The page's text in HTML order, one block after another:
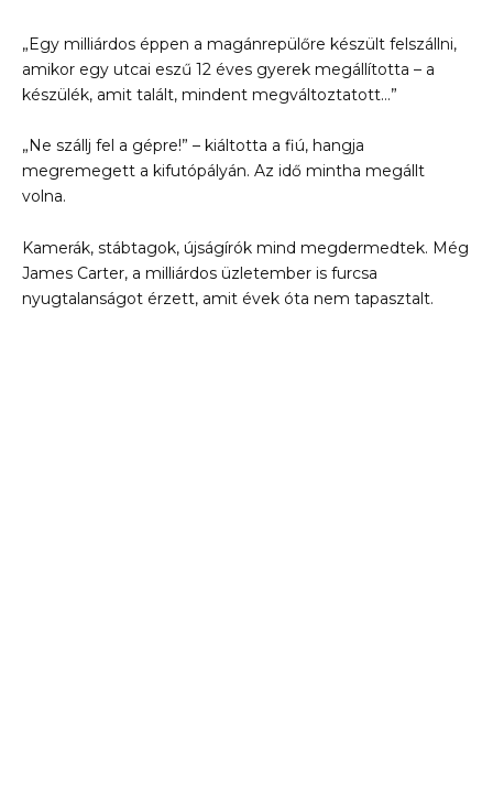
„Egy milliárdos éppen a magánrepülőre készült felszállni,
amikor egy utcai eszű 12 éves gyerek megállította – a
készülék, amit talált, mindent megváltoztatott…”
„Ne szállj fel a gépre!” – kiáltotta a fiú, hangja
megremegett a kifutópályán. Az idő mintha megállt
volna.
Kamerák, stábtagok, újságírók mind megdermedtek. Még
James Carter, a milliárdos üzletember is furcsa
nyugtalanságot érzett, amit évek óta nem tapasztalt.